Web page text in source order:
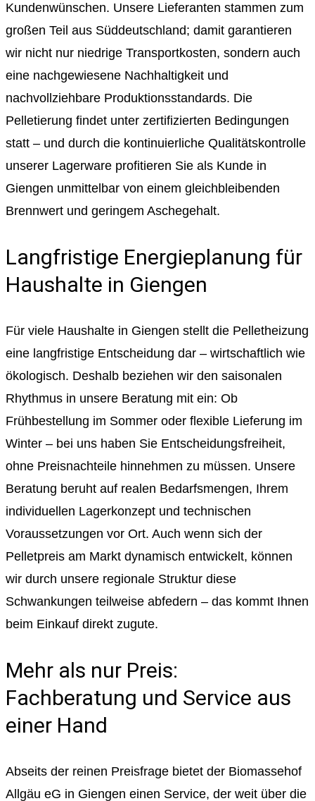
Kundenwünschen. Unsere Lieferanten stammen zum
großen Teil aus Süddeutschland; damit garantieren
wir nicht nur niedrige Transportkosten, sondern auch
eine nachgewiesene Nachhaltigkeit und
nachvollziehbare Produktionsstandards. Die
Pelletierung findet unter zertifizierten Bedingungen
statt – und durch die kontinuierliche Qualitätskontrolle
unserer Lagerware profitieren Sie als Kunde in
Giengen unmittelbar von einem gleichbleibenden
Brennwert und geringem Aschegehalt.
Langfristige Energieplanung für
Haushalte in Giengen
Für viele Haushalte in Giengen stellt die Pelletheizung
eine langfristige Entscheidung dar – wirtschaftlich wie
ökologisch. Deshalb beziehen wir den saisonalen
Rhythmus in unsere Beratung mit ein: Ob
Frühbestellung im Sommer oder flexible Lieferung im
Winter – bei uns haben Sie Entscheidungsfreiheit,
ohne Preisnachteile hinnehmen zu müssen. Unsere
Beratung beruht auf realen Bedarfsmengen, Ihrem
individuellen Lagerkonzept und technischen
Voraussetzungen vor Ort. Auch wenn sich der
Pelletpreis am Markt dynamisch entwickelt, können
wir durch unsere regionale Struktur diese
Schwankungen teilweise abfedern – das kommt Ihnen
beim Einkauf direkt zugute.
Mehr als nur Preis:
Fachberatung und Service aus
einer Hand
Abseits der reinen Preisfrage bietet der Biomassehof
Allgäu eG in Giengen einen Service, der weit über die